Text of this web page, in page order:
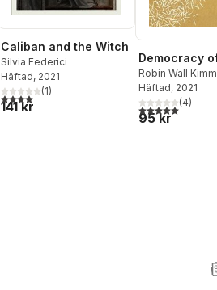
Caliban and the Witch
Silvia Federici
Häftad, 2021
4,0utav 5 stjärnor. Totalt antal röster:
(1)
141 kr
Democracy
Robin Wall
Häftad, 2021
5,0utav 5(4)
95 kr